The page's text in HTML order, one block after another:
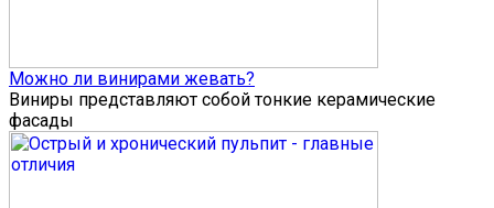
Можно ли винирами жевать?
Виниры представляют собой тонкие керамические
фасады